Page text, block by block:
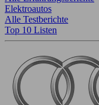
Elektroautos
Alle Testberichte
Top 10 Listen